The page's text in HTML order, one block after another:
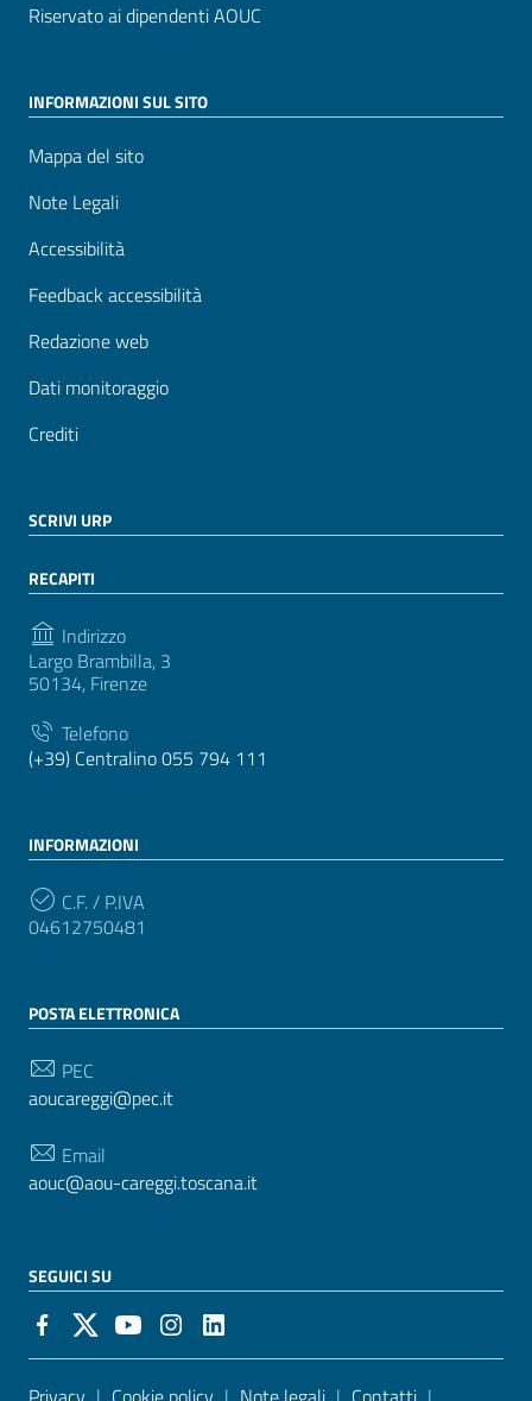
Riservato ai dipendenti AOUC
INFORMAZIONI SUL SITO
Mappa del sito
Note Legali
Accessibilità
Feedback accessibilità
Redazione web
Dati monitoraggio
Crediti
SCRIVI URP
RECAPITI
Indirizzo
Largo Brambilla, 3
50134, Firenze
Telefono
(+39) Centralino 055 794 111
INFORMAZIONI
C.F. / P.IVA
04612750481
POSTA ELETTRONICA
PEC
aoucareggi@pec.it
Email
aouc@aou-careggi.toscana.it
SEGUICI SU